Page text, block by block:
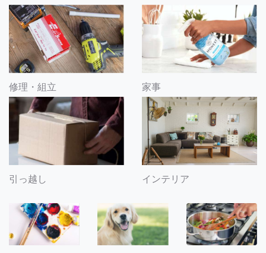
修理・組立 家事
引っ越し インテリア